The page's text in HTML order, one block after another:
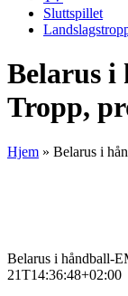
Sluttspillet
Belarus i
Tropp,
Hjem » Belarus i
Belarus i håndball-
21T14:36:48+02:00